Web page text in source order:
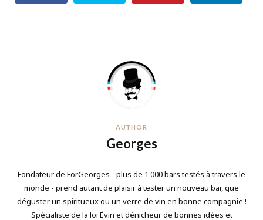
AUTHOR
Georges
Fondateur de ForGeorges - plus de 1 000 bars testés à travers le
monde - prend autant de plaisir à tester un nouveau bar, que
déguster un spiritueux ou un verre de vin en bonne compagnie !
Spécialiste de la loi Évin et dénicheur de bonnes idées et